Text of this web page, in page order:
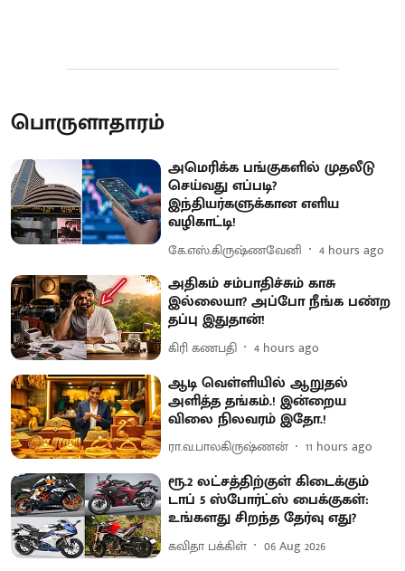
பொருளாதாரம்
அமெரிக்க பங்குகளில் முதலீடு
செய்வது எப்படி?
இந்தியர்களுக்கான எளிய
வழிகாட்டி!
கே.எஸ்.கிருஷ்ணவேனி 4 hours ago
அதிகம் சம்பாதிச்சும் காசு
இல்லையா? அப்போ நீங்க பண்ற
தப்பு இதுதான்!
கிரி கணபதி 4 hours ago
ஆடி வெள்ளியில் ஆறுதல்
அளித்த தங்கம்.! இன்றைய
விலை நிலவரம் இதோ.!
ரா.வ.பாலகிருஷ்ணன் 11 hours ago
ரூ.2 லட்சத்திற்குள் கிடைக்கும்
டாப் 5 ஸ்போர்ட்ஸ் பைக்குகள்:
உங்களது சிறந்த தேர்வு எது?
கவிதா பக்கிள் 06 Aug 2026